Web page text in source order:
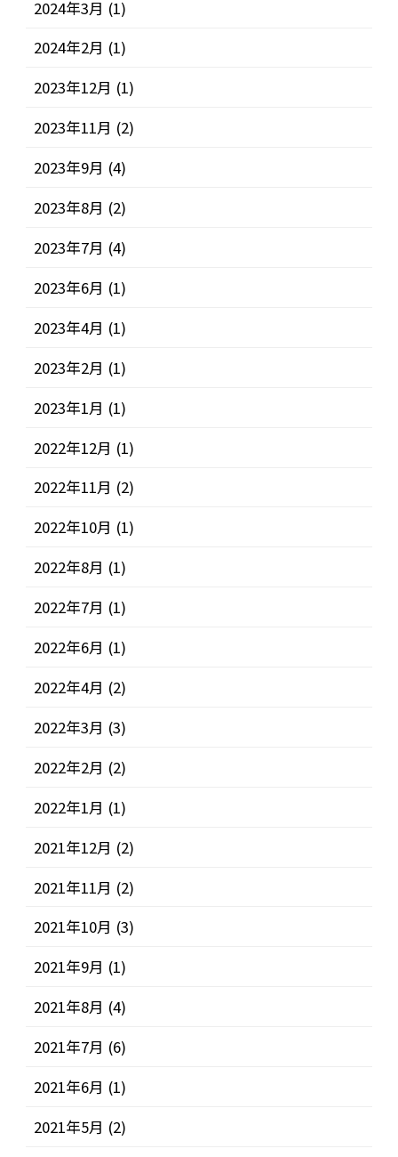
2024年3月 (1)
2024年2月 (1)
2023年12月 (1)
2023年11月 (2)
2023年9月 (4)
2023年8月 (2)
2023年7月 (4)
2023年6月 (1)
2023年4月 (1)
2023年2月 (1)
2023年1月 (1)
2022年12月 (1)
2022年11月 (2)
2022年10月 (1)
2022年8月 (1)
2022年7月 (1)
2022年6月 (1)
2022年4月 (2)
2022年3月 (3)
2022年2月 (2)
2022年1月 (1)
2021年12月 (2)
2021年11月 (2)
2021年10月 (3)
2021年9月 (1)
2021年8月 (4)
2021年7月 (6)
2021年6月 (1)
2021年5月 (2)